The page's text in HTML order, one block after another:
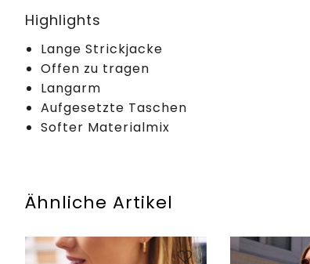
Highlights
Lange Strickjacke
Offen zu tragen
Langarm
Aufgesetzte Taschen
Softer Materialmix
Ähnliche Artikel